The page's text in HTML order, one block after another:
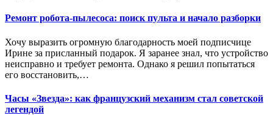
Ремонт робота-пылесоса: поиск пульта и начало разборки
Хочу выразить огромную благодарность моей подписчице
Ирине за присланный подарок. Я заранее знал, что устройство
неисправно и требует ремонта. Однако я решил попытаться
его восстановить,…
Часы «Звезда»: как французский механизм стал советской
легендой